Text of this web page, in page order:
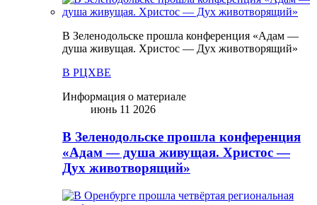
В Зеленодольске прошла конференция «Адам —
душа живущая. Христос — Дух животворящий»
В РЦХВЕ
Информация о материале
июнь 11 2026
В Зеленодольске прошла конференция
«Адам — душа живущая. Христос —
Дух животворящий»